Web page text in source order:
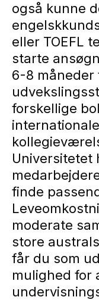
også kunne
eller TOEFL
starte
6-8
forskellige
Universitetet
finde
moderate
store
får du som
mulighed for